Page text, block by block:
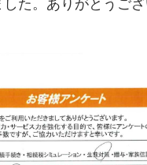
た。ありがとうござ